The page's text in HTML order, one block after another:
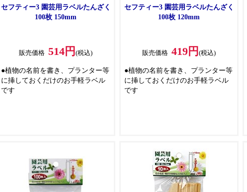
セフティー3 園芸用ラベルたんざく
100枚 150mm
販売価格 514円 (税込)
●植物の名前を書き、プランター等
に挿しておくだけのお手軽ラベル
です
セフティー3 園芸用ラベルたんざく
100枚 120mm
販売価格 419円 (税込)
●植物の名前を書き、プランター等
に挿しておくだけのお手軽ラベル
です